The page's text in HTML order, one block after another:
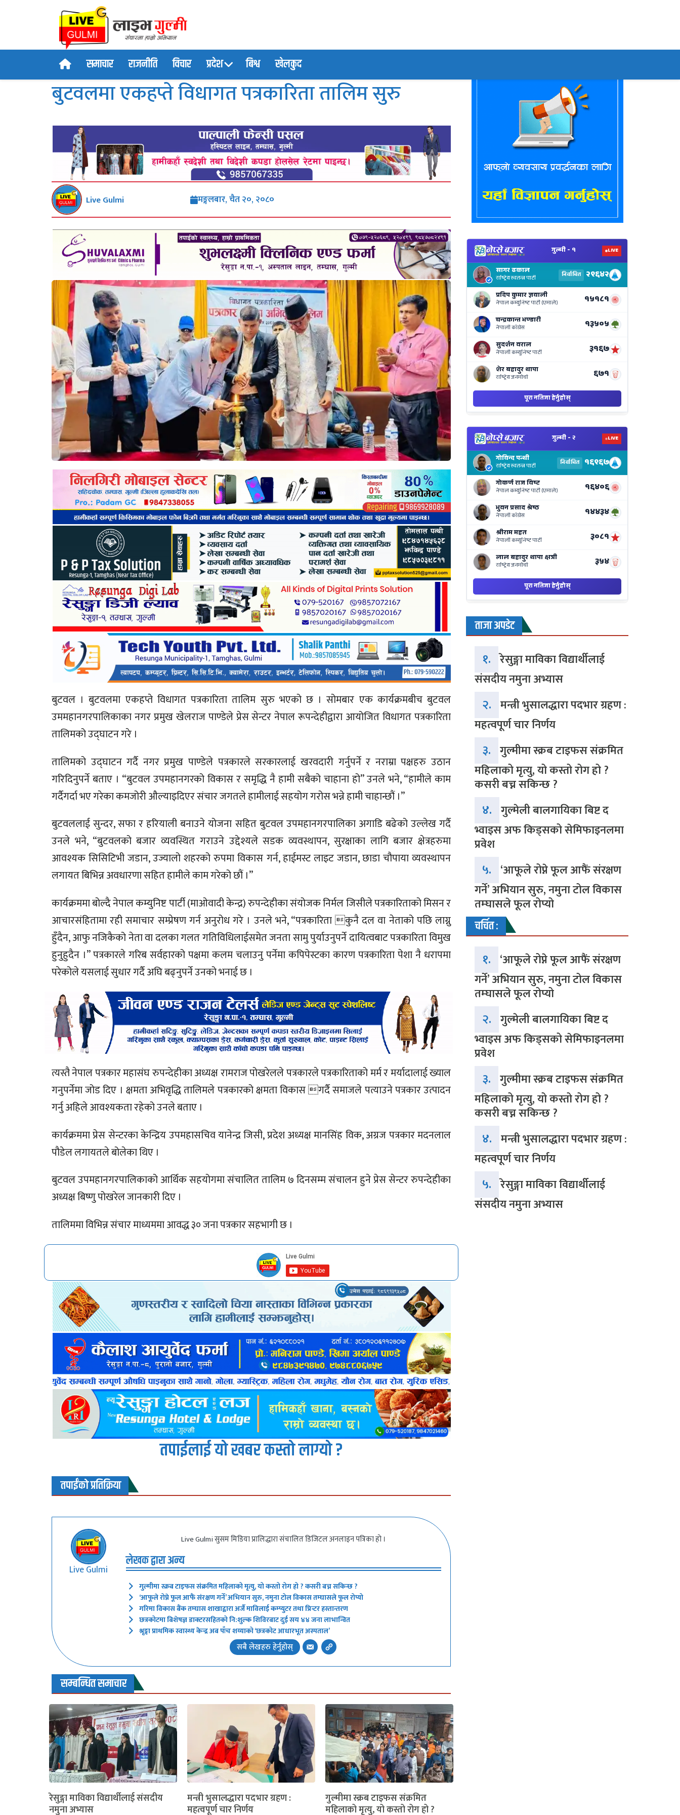
समाचार राजनीति विचार प्रदेश बिश्व खेलकुद
बुटवलमा एकहप्ते विधागत पत्रकारिता तालिम सुरु
Live Gulmi मङ्गलबार, चैत २०, २०८०
बुटवल । बुटवलमा एकहप्ते विधागत पत्रकारिता तालिम सुरु भएको छ । सोमबार एक कार्यक्रमबीच बुटवल
उममहानगरपालिकाका नगर प्रमुख खेलराज पाण्डेले प्रेस सेन्टर नेपाल रूपन्देहीद्वारा आयोजित विधागत पत्रकारिता
तालिमको उद्घाटन गरे ।
तालिमको उद्घाटन गर्दै नगर प्रमुख पाण्डेले पत्रकारले सरकारलाई खरवदारी गर्नुपर्ने र नराम्रा पक्षहरु उठान
गरिदिनुपर्ने बताए । “बुटवल उपमहानगरको विकास र समृद्धि नै हामी सबैको चाहाना हो” उनले भने, “हामीले काम
गर्दैगर्दा भए गरेका कमजोरी औल्याइदिएर संचार जगतले हामीलाई सहयोग गरोस भन्ने हामी चाहान्छौं ।”
बुटवललाई सुन्दर, सफा र हरियाली बनाउने योजना सहित बुटवल उपमहानगरपालिका अगाडि बढेको उल्लेख गर्दै
उनले भने, “बुटवलको बजार व्यवस्थित गराउने उद्देश्यले सडक व्यवस्थापन, सुरक्षाका लागि बजार क्षेत्रहरुमा
आवश्यक सिसिटिभी जडान, उज्यालो शहरको रुपमा विकास गर्न, हाईमस्ट लाइट जडान, छाडा चौपाया व्यवस्थापन
लगायत बिभिन्न अवधारणा सहित हामीले काम गरेको छौं ।”
कार्यक्रममा बोल्दै नेपाल कम्युनिष्ट पार्टी (माओवादी केन्द्र) रुपन्देहीका संयोजक निर्मल जिसीले पत्रकारिताको मिसन र
आचारसंहितामा रही समाचार सम्प्रेषण गर्न अनुरोध गरे । उनले भने, “पत्रकारिता कुनै दल वा नेताको पछि लाग्नु
हुँदैन, आफु नजिकैको नेता वा दलका गलत गतिविधिलाईसमेत जनता सामु पुर्याउनुपर्ने दायित्वबाट पत्रकारिता विमुख
हुनुहुदैन ।” पत्रकारले गरिब सर्वहारको पक्षमा कलम चलाउनु पर्नेमा कपिपेस्टका कारण पत्रकारिता पेशा नै धरापमा
परेकोले यसलाई सुधार गर्दै अघि बढ्नुपर्ने उनको भनाई छ ।
त्यस्तै नेपाल पत्रकार महासंघ रुपन्देहीका अध्यक्ष रामराज पोखरेलले पत्रकारले पत्रकारिताको मर्म र मर्यादालाई ख्याल
गनुपर्नेमा जोड दिए । क्षमता अभिवृद्धि तालिमले पत्रकारको क्षमता विकास गर्दै समाजले पत्याउने पत्रकार उत्पादन
गर्नु अहिले आवश्यकता रहेको उनले बताए ।
कार्यक्रममा प्रेस सेन्टरका केन्द्रिय उपमहासचिव यानेन्द्र जिसी, प्रदेश अध्यक्ष मानसिंह विक, अग्रज पत्रकार मदनलाल
पौडेल लगायतले बोलेका थिए ।
बुटवल उपमहानगरपालिकाको आर्थिक सहयोगमा संचालित तालिम ७ दिनसम्म संचालन हुने प्रेस सेन्टर रुपन्देहीका
अध्यक्ष बिष्णु पोखरेल जानकारी दिए ।
तालिममा विभिन्न संचार माध्यममा आवद्ध ३० जना पत्रकार सहभागी छ ।
तपाईलाई यो खबर कस्तो लाग्यो ?
तपाईंको प्रतिक्रिया
Live Gulmi
Live Gulmi सुसम मिडिया प्रालिद्धारा संचालित डिजिटल अनलाइन पत्रिका हो ।
लेखक द्वारा अन्य
गुल्मीमा स्क्रब टाइफस संक्रमित महिलाको मृत्यु, यो कस्तो रोग हो ? कसरी बच्न सकिन्छ ?
‘आफूले रोप्ने फूल आफैं संरक्षण गर्ने’ अभियान सुरु, नमुना टोल विकास तम्घासले फूल रोप्यो
गरिमा विकास बैंक तम्घास शाखाद्वारा अर्जै माविलाई कम्प्युटर तथा प्रिन्टर हस्तान्तरण
छत्रकोटमा बिशेषज्ञ डाक्टरसहितको नि:शुल्क शिविरबाट दुई सय ४४ जना लाभान्वित
श्रृङ्गा प्राथमिक स्वास्थ्य केन्द्र अब पाँच शय्याको ‘छत्रकोट आधारभूत अस्पताल’
सबै लेखहरु हेर्नुहोस्
सम्बन्धित समाचार
रेसुङ्गा माविका विद्यार्थीलाई संसदीय
नमुना अभ्यास
मन्त्री भुसालद्धारा पदभार ग्रहण :
महत्वपूर्ण चार निर्णय
गुल्मीमा स्क्रब टाइफस संक्रमित
महिलाको मृत्यु, यो कस्तो रोग हो ?
ताजा अपडेट
१. रेसुङ्गा माविका विद्यार्थीलाई
संसदीय नमुना अभ्यास
२. मन्त्री भुसालद्धारा पदभार ग्रहण :
महत्वपूर्ण चार निर्णय
३. गुल्मीमा स्क्रब टाइफस संक्रमित
महिलाको मृत्यु, यो कस्तो रोग हो ?
कसरी बच्न सकिन्छ ?
४. गुल्मेली बालगायिका बिष्ट द
भ्वाइस अफ किड्सको सेमिफाइनलमा
प्रवेश
५. ‘आफूले रोप्ने फूल आफैं संरक्षण
गर्ने’ अभियान सुरु, नमुना टोल विकास
तम्घासले फूल रोप्यो
चर्चित :
१. ‘आफूले रोप्ने फूल आफैं संरक्षण
गर्ने’ अभियान सुरु, नमुना टोल विकास
तम्घासले फूल रोप्यो
२. गुल्मेली बालगायिका बिष्ट द
भ्वाइस अफ किड्सको सेमिफाइनलमा
प्रवेश
३. गुल्मीमा स्क्रब टाइफस संक्रमित
महिलाको मृत्यु, यो कस्तो रोग हो ?
कसरी बच्न सकिन्छ ?
४. मन्त्री भुसालद्धारा पदभार ग्रहण :
महत्वपूर्ण चार निर्णय
५. रेसुङ्गा माविका विद्यार्थीलाई
संसदीय नमुना अभ्यास